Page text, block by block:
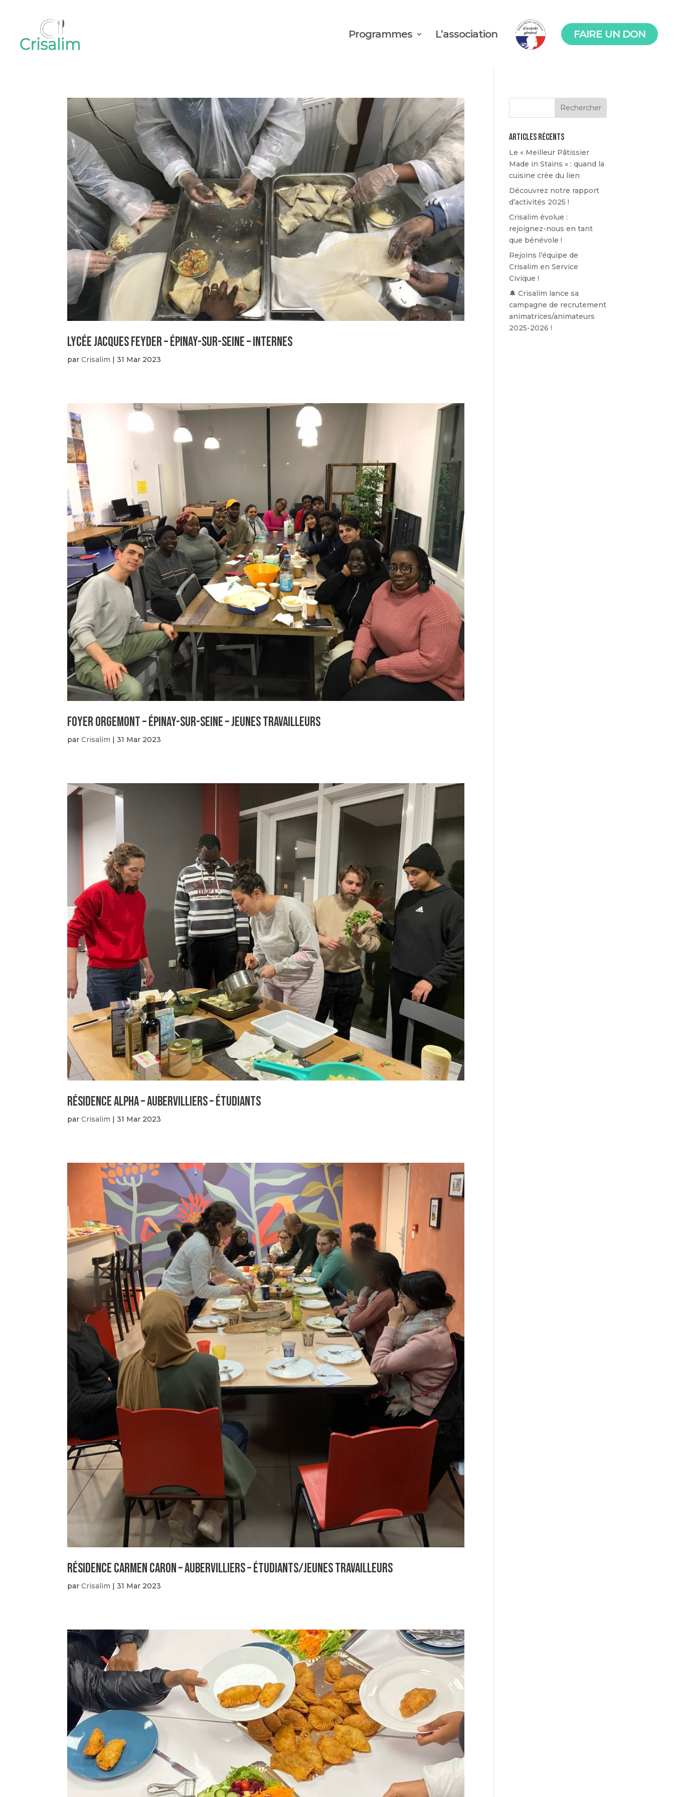
Programmes L’association FAIRE UN DON
Lycée Jacques Feyder – Épinay-sur-Seine – internes
parCrisalim |31 Mar 2023
Foyer Orgemont – Épinay-sur-Seine – jeunes travailleurs
parCrisalim |31 Mar 2023
Résidence Alpha – Aubervilliers – étudiants
parCrisalim |31 Mar 2023
Résidence Carmen Caron – Aubervilliers – étudiants/jeunes travailleurs
parCrisalim |31 Mar 2023
Articles récents
Le « Meilleur Pâtissier
Made in Stains » : quand la
cuisine crée du lien
Découvrez notre rapport
d’activités 2025 !
Crisalim évolue :
rejoignez-nous en tant
que bénévole !
Rejoins l’équipe de
Crisalim en Service
Civique !
🔔 Crisalim lance sa
campagne de recrutement
animatrices/animateurs
2025-2026 !